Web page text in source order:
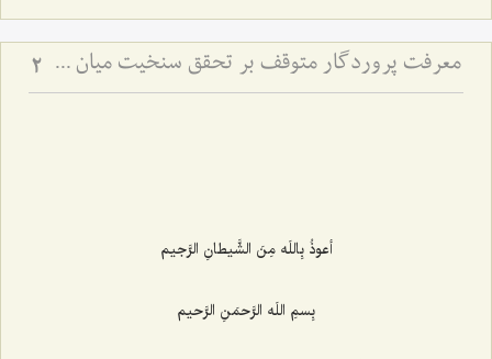
معرفت پروردگار متوقف بر تحقق سنخیت میان عبد و رب 2
أعوذُ بِاللَه مِنَ الشَّیطانِ الرَّجیم‌
بِسمِ اللَه الرَّحمَنِ الرَّحیم‌